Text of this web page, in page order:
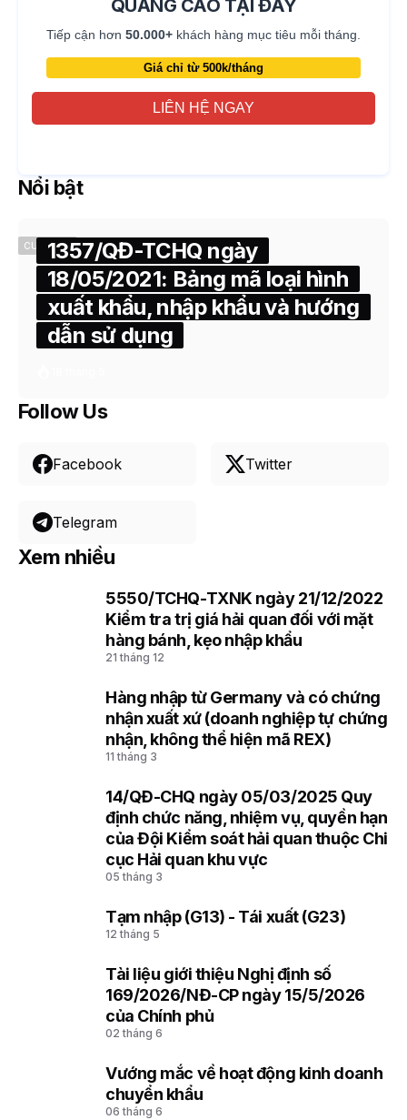
QUẢNG CÁO TẠI ĐÂY
Tiếp cận hơn 50.000+ khách hàng mục tiêu mỗi tháng.
Giá chỉ từ 500k/tháng
LIÊN HỆ NGAY
Nổi bật
CUSTOMS1357/QĐ-TCHQ ngày
18/05/2021: Bảng mã loại hình
xuất khẩu, nhập khẩu và hướng
dẫn sử dụng
Follow Us
Facebook Twitter
Telegram
Xem nhiều
5550/TCHQ-TXNK ngày 21/12/2022
Kiểm tra trị giá hải quan đối với mặt
hàng bánh, kẹo nhập khẩu
21 tháng 12
Hàng nhập từ Germany và có chứng
nhận xuất xứ (doanh nghiệp tự chứng
nhận, không thể hiện mã REX)
11 tháng 3
14/QĐ-CHQ ngày 05/03/2025 Quy
định chức năng, nhiệm vụ, quyền hạn
của Đội Kiểm soát hải quan thuộc Chi
cục Hải quan khu vực
05 tháng 3
Tạm nhập (G13) - Tái xuất (G23)
12 tháng 5
Tài liệu giới thiệu Nghị định số
169/2026/NĐ-CP ngày 15/5/2026
của Chính phủ
02 tháng 6
Vướng mắc về hoạt động kinh doanh
chuyển khẩu
06 tháng 6